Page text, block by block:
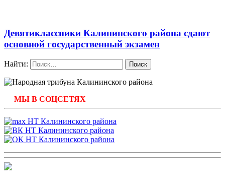
Девятиклассники Калининского района сдают
основной государственный экзамен
Найти:
МЫ В СОЦСЕТЯХ